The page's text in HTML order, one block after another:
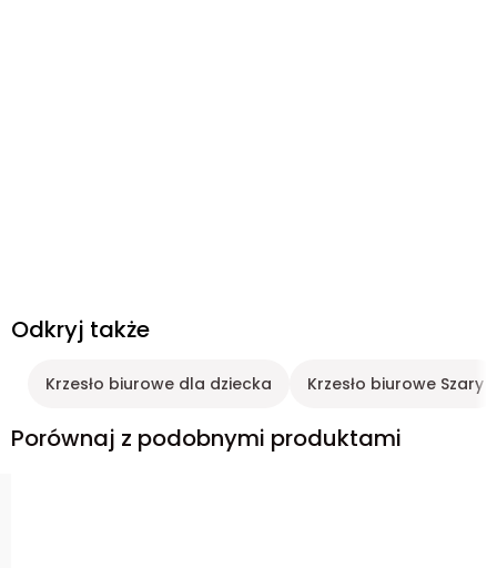
Odkryj także
Krzesło biurowe dla dziecka Krzesło biurowe Szary
Porównaj z podobnymi produktami